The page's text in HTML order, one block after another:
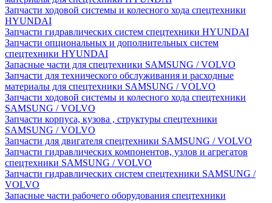
Запчасти ходовой системы и колесного хода спецтехники
HYUNDAI
Запчасти гидравлических систем спецтехники HYUNDAI
Запчасти опциональных и дополнительных систем
спецтехники HYUNDAI
Запасные части для спецтехники SAMSUNG / VOLVO
Запчасти для технического обслуживания и расходные
материалы для спецтехники SAMSUNG / VOLVO
Запчасти ходовой системы и колесного хода спецтехники
SAMSUNG / VOLVO
Запчасти корпуса, кузова , структуры спецтехники
SAMSUNG / VOLVO
Запчасти для двигателя спецтехники SAMSUNG / VOLVO
Запчасти гидравлических компонентов, узлов и агрегатов
спецтехники SAMSUNG / VOLVO
Запчасти гидравлических систем спецтехники SAMSUNG /
VOLVO
Запасные части рабочего оборудования спецтехники